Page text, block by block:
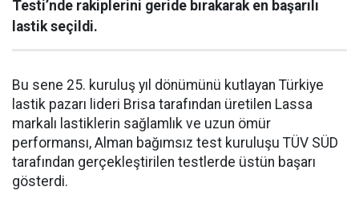
Testi’nde rakiplerini geride bırakarak en başarılı
lastik seçildi.
Bu sene 25. kuruluş yıl dönümünü kutlayan Türkiye
lastik pazarı lideri Brisa tarafından üretilen Lassa
markalı lastiklerin sağlamlık ve uzun ömür
performansı, Alman bağımsız test kuruluşu TÜV SÜD
tarafından gerçekleştirilen testlerde üstün başarı
gösterdi.